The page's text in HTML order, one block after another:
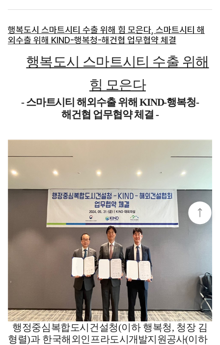
행복도시 스마트시티 수출 위해 힘 모은다, 스마트시티 해
외수출 위해 KIND-행복청-해건협 업무협약 체결
행복도시 스마트시티 수출 위해
힘 모은다
- 스마트시티 해외수출 위해 KIND-행복청-
해건협 업무협약 체결 -
행정중심복합도시건설청(이하 행복청, 청장 김
형렬)과 한국해외인프라도시개발지원공사(이하